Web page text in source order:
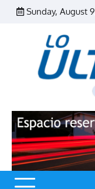
Skip
Sunday, August